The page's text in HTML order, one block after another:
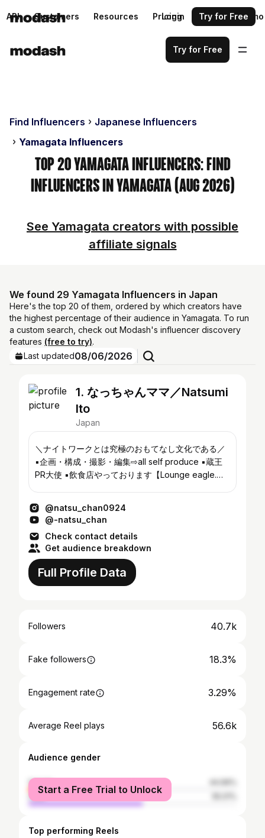
API Customers Resources Pricing Request a demo
Login Try for Free
Try for Free
Find Influencers
Japanese Influencers
Yamagata Influencers
Top 20 Yamagata Influencers: Find
Influencers in Yamagata (Aug 2026)
See Yamagata creators with possible
affiliate signals
We found 29 Yamagata Influencers in Japan
Here's the top 20 of them, ordered by which creators have
the highest percentage of their audience in Yamagata. To run
a custom search, check out Modash's influencer discovery
features (free to try).
Last updated08/06/2026
1. なっちゃんママ／Natsumi
Ito
Japan
＼ナイトワークとは究極のおもてなし文化である／
▪️企画・構成・撮影・編集⇨all self produce ▪️蔵王
PR大使 ▪️飲食店やっております【Lounge eagle.】
#山形県南陽市赤湯
@natsu_chan0924
@-natsu_chan
Check contact details
Get audience breakdown
Full Profile Data
Followers 40.7k
Fake followers 18.3%
Engagement rate 3.29%
Average Reel plays 56.6k
Audience gender
female
male
Start a Free Trial to Unlock
Top performing Reels